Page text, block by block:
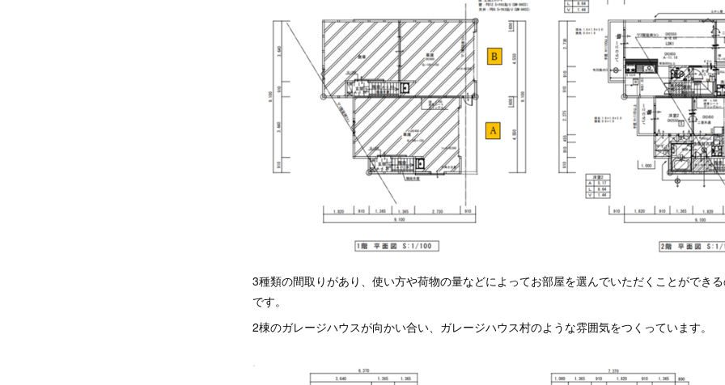
3種類の間取りがあり、使い方や荷物の量などによってお部屋を選んでいただくことができ
です。
2棟のガレージハウスが向かい合い、ガレージハウス村のような雰囲気をつくっています。